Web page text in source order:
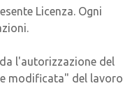
Licenza. Ogni
l'autorizzazione del
modificata" del lavoro